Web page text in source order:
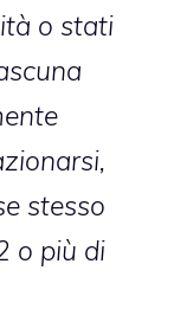
o stati
stesso
o più di